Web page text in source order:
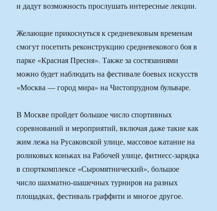
и дадут возможность прослушать интересные лекции.
Желающие прикоснуться к средневековым временам
смогут посетить реконструкцию средневекового боя в
парке «Красная Пресня». Также за состязаниями
можно будет наблюдать на фестивале боевых искусств
«Москва — город мира» на Чистопрудном бульваре.
В Москве пройдет большое число спортивных
соревнований и мероприятий, включая даже такие как
жим лежа на Русаковской улице, массовое катание на
роликовых коньках на Рабочей улице, фитнесс-зарядка
в спорткомплексе «Сыромятнический», большое
число шахматно-шашечных турниров на разных
площадках, фестиваль граффити и многое другое.